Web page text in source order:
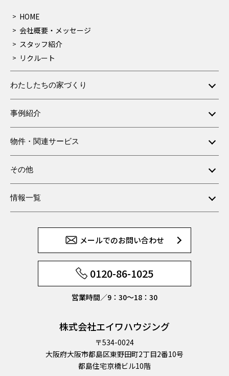
HOME
会社概要・メッセージ
スタッフ紹介
リクルート
わたしたちの家づくり
事例紹介
物件・関連サービス
その他
情報一覧
メールでのお問い合わせ
0120-86-1025
営業時間／9：30〜18：30
株式会社エイワハウジング
〒534-0024
大阪府大阪市都島区東野田町2丁目2番10号
都島住宅京橋ビル10階